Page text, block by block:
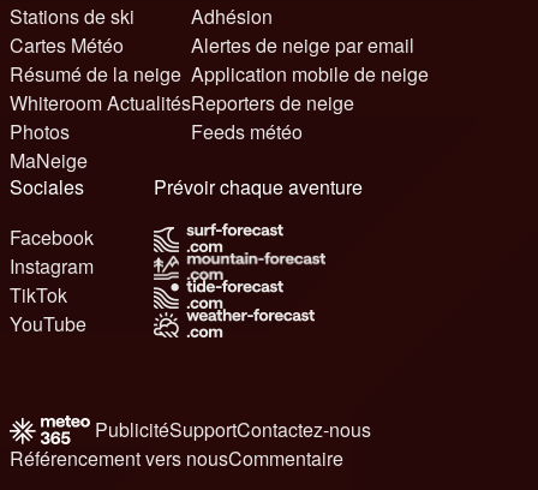
Stations de ski
Cartes Météo
Résumé de la neige
Whiteroom Actualités
Photos
MaNeige
Adhésion
Alertes de neige par email
Application mobile de neige
Reporters de neige
Feeds météo
Sociales
Facebook
Instagram
TikTok
YouTube
Prévoir chaque aventure
PublicitéSupportContactez-nous
Référencement vers nousCommentaire